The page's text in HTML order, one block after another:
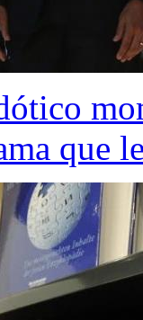
que